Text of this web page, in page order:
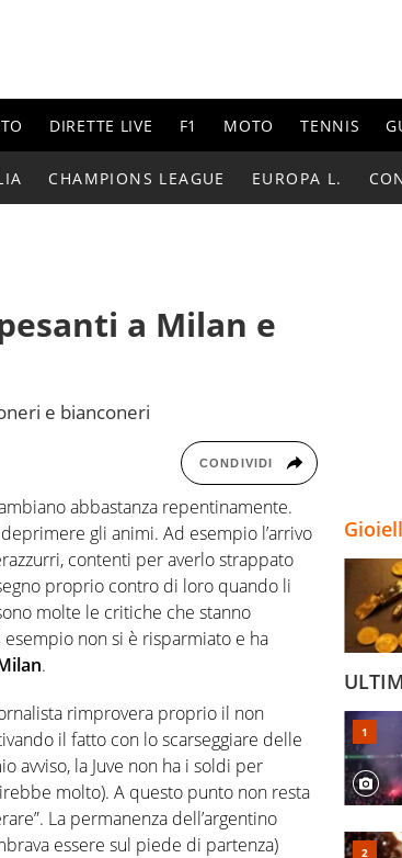
DIRETTE LIVE F1 MOTO TENNIS
CHAMPIONS LEAGUE EUROPA L.
a Milan e
e bianconeri
CONDIVIDI
abbastanza repentinamente.
gli animi. Ad esempio l’arrivo
contenti per averlo strappato
proprio contro di loro quando li
molte le critiche che stanno
esempio non si è risparmiato e ha
.
rimprovera proprio il non
il fatto con lo scarseggiare delle
avviso, la Juve non ha i soldi per
molto). A questo punto non resta
La permanenza dell’argentino
essere sul piede di partenza)